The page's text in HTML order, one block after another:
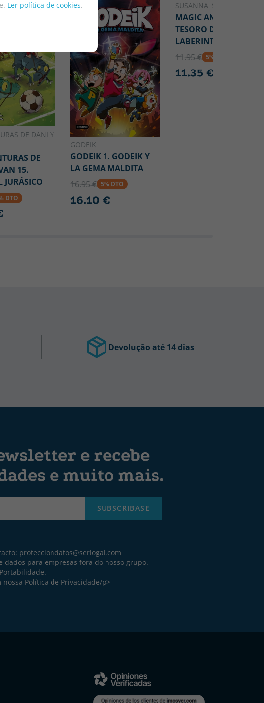
Ler política de cookies.
DE DANI Y
DE
15.
JURÁSICO
DTO
GODEIK
GODEIK 1. GODEIK Y
LA GEMA MALDITA
16.95 € 5% DTO
16.10 €
SUSANNA ISERN
MAGIC ANIMALS 11. EL
TESORO DEL
LABERINTO
11.95 € 5% DTO
11.35 €
Devolução até 14 dias
e recebe
e muito mais.
SUBSCRIBASE
protecciondatos@serlogal.com
para empresas fora do nosso grupo.
nossa Política de Privacidade/p>